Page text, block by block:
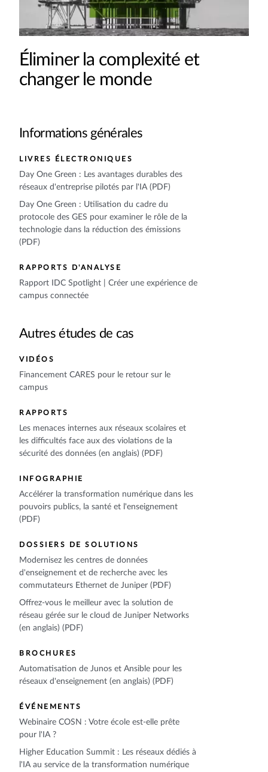
Informations générales
LIVRES ÉLECTRONIQUES
Day One Green : Les avantages durables des
réseaux d'entreprise pilotés par l'IA (PDF)
Day One Green : Utilisation du cadre du
protocole des GES pour examiner le rôle de la
technologie dans la réduction des émissions
(PDF)
RAPPORTS D'ANALYSE
Rapport IDC Spotlight | Créer une expérience de
campus connectée
Autres études de cas
VIDÉOS
Financement CARES pour le retour sur le
campus
RAPPORTS
Les menaces internes aux réseaux scolaires et
les difficultés face aux des violations de la
sécurité des données (en anglais) (PDF)
INFOGRAPHIE
Accélérer la transformation numérique dans les
pouvoirs publics, la santé et l'enseignement
(PDF)
DOSSIERS DE SOLUTIONS
Modernisez les centres de données
d'enseignement et de recherche avec les
commutateurs Ethernet de Juniper (PDF)
Offrez-vous le meilleur avec la solution de
réseau gérée sur le cloud de Juniper Networks
(en anglais) (PDF)
BROCHURES
Automatisation de Junos et Ansible pour les
réseaux d'enseignement (en anglais) (PDF)
ÉVÉNEMENTS
Webinaire COSN : Votre école est-elle prête
pour l'IA ?
Higher Education Summit : Les réseaux dédiés à
l'IA au service de la transformation numérique
Éliminer la complexité et
changer le monde